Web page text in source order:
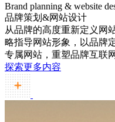
Brand planning & website
品牌策划&网站设计
从品牌的高度重新定义网
略指导网站形象，以品牌
专属网站，重塑品牌互联
探索更多内容